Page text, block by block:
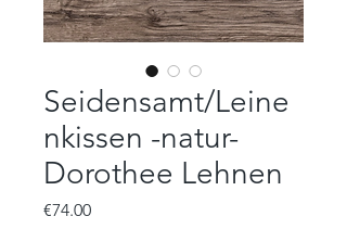
Seidensamt/Leine
nkissen -natur-
Dorothee Lehnen
€74.00Price